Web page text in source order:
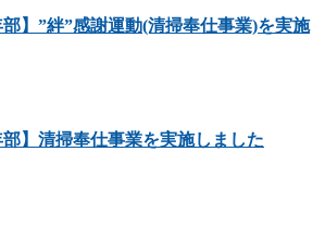
部】”絆”感謝運動(清掃奉仕事業)を実施
部】清掃奉仕事業を実施しました